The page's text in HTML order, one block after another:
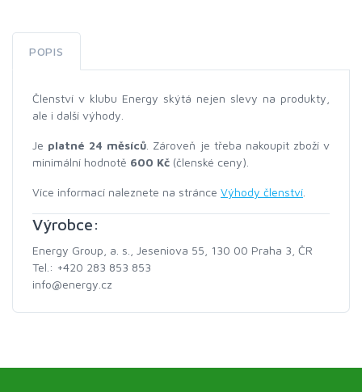
POPIS
Členství v klubu Energy skýtá nejen slevy na produkty,
ale i další výhody.
Je platné 24 měsíců . Zároveň je třeba nakoupit zboží v
minimální hodnotě 600 Kč (členské ceny).
Více informací naleznete na stránce Výhody členství
Výrobce:
Energy Group, a. s., Jeseniova 55, 130 00 Praha 3, ČR
Tel.: +420 283 853 853
info@energy.cz